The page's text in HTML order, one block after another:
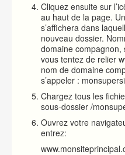
Cliquez ensuite sur
au haut de la page.
s’affichera dans
nouveau dossier.
domaine compagnon,
vous tentez de relier
nom de domaine
s’appeler :
Chargez tous les
sous-dossier /
Ouvrez votre
entrez: